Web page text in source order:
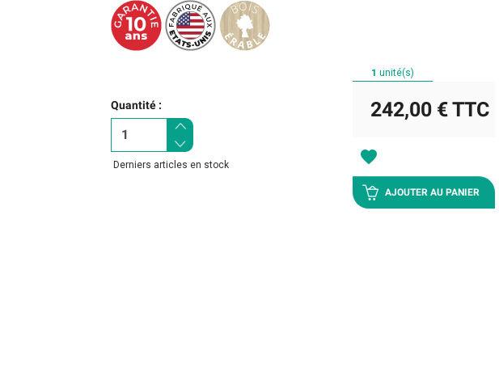
Quantité :
Derniers articles en stock
1 unité(s)
242,00 €TTC
favorite
AJOUTER AU PANIER